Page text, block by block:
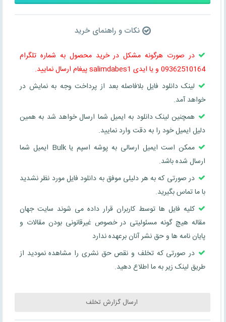
نکات و راهنمای خرید
در صورت هرگونه مشکل در خرید محصول به شماره تلگرام
09362510164 و یا ایدی salimdabes1 پیغام ارسال نمایید.
لینک دانلود فایل بلافاصله بعد از پرداخت وجه به نمایش در
خواهد آمد.
همچنین لینک دانلود به ایمیل شما ارسال خواهد شد به همین
دلیل ایمیل خود را به دقت وارد نمایید.
ممکن است ایمیل ارسالی به پوشه اسپم یا Bulk ایمیل شما
ارسال شده باشد.
در صورتی که به هر دلیلی موفق به دانلود فایل مورد نظر نشدید
با ما تماس بگیرید.
کلیه فایل ها توسط کاربران قرار داده می شوند سایت جهان
مقاله هیچ گونه مسئولیتی در خصوص غیرقانونی بودن مقالات و
پایان نامه ها و حق نشر آنان برعهده ندارد
در صورتی که تخلف و نقص حق نشری را مشاهده نمودید از
طریق لینک زیر به ما اطلاع دهید.
ارسال گزارش تخلف